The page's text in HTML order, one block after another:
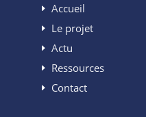
Accueil
Le projet
Actu
Ressources
Contact